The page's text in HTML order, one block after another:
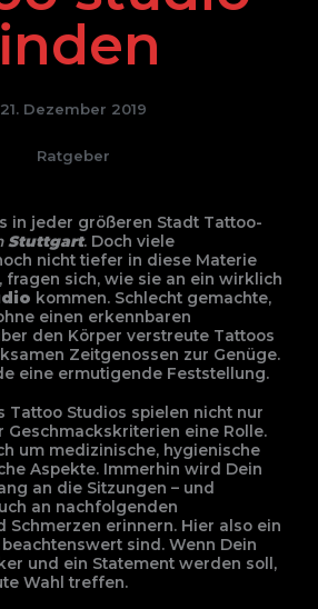
21. Dezember 2019
Ratgeber
in jeder größeren Stadt Tattoo-
Stuttgart. Doch viele
nicht tiefer in diese Materie
fragen sich, wie sie an ein wirklich
kommen. Schlecht gemachte,
einen erkennbaren
den Körper verstreute Tattoos
Zeitgenossen zur Genüge.
eine ermutigende Feststellung.
Tattoo Studios spielen nicht nur
Geschmackskriterien eine Rolle.
um medizinische, hygienische
Aspekte. Immerhin wird Dein
an die Sitzungen – und
an nachfolgenden
Schmerzen erinnern. Hier also ein
sind. Wenn Dein
und ein Statement werden soll,
Wahl treffen.